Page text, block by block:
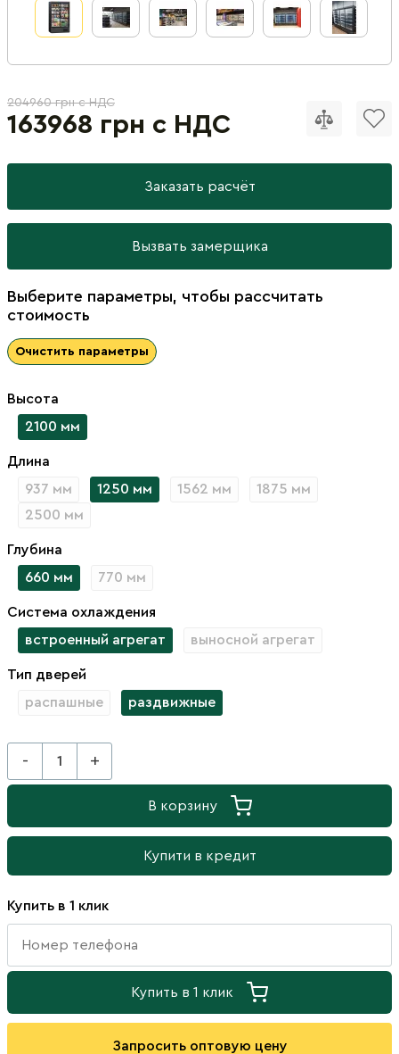
204960 грн с НДС
163968 грн с НДС
Заказать расчёт
Вызвать замерщика
Выберите параметры, чтобы рассчитать
стоимость
Очистить параметры
Высота
2100 мм
Длина
937 мм
1250 мм 1562 мм
1875 мм
2500 мм
Глубина
660 мм
770 мм
Система охлаждения
встроенный агрегат
выносной агрегат
Тип дверей
распашные
раздвижные
- +
В корзину
Купити в кредит
Купить в 1 клик
Купить в 1 клик
Запросить оптовую цену